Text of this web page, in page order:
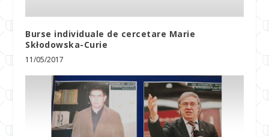
Burse individuale de cercetare Marie
Skłodowska-Curie
11/05/2017